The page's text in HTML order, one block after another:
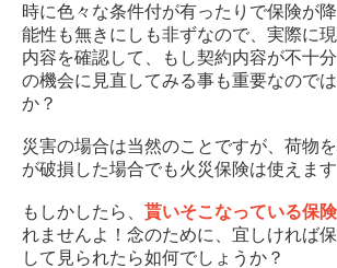
時に色々な条件付が有ったりで保険が
能性も無きにしも非ずなので、実際に
内容を確認して、もし契約内容が不十
の機会に見直してみる事も重要なので
か？
災害の場合は当然のことですが、荷物
が破損した場合でも火災保険は使えます
もしかしたら、 貰いそこなっている保
れませんよ！念のために、宜しければ
して見られたら如何でしょうか？